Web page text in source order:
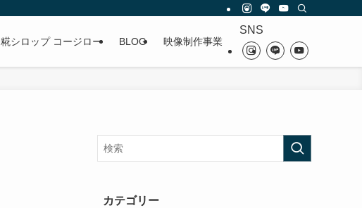
糀シロップ コージロー BLOG 映像制作事業
SNS
カテゴリー